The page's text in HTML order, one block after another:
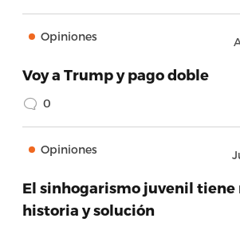
Opiniones
Voy a Trump y pago doble
0
Opiniones
El sinhogarismo juvenil tiene
historia y solución